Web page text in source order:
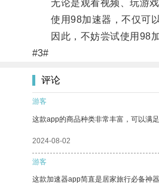
无论是观看视频、玩游戏
使用98加速器，不仅可以
因此，不妨尝试使用98加
#3#
评论
游客
这款app的商品种类非常丰富，可以满
2024-08-02
游客
这款加速器app简直是居家旅行必备神